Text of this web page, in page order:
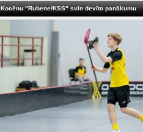
Kocēnu "Rubene/KSS" svin devīto panākumu